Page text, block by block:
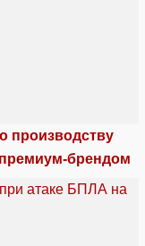
производству
брендом